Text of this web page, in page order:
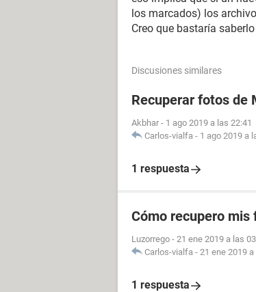
los marcados) los
Creo que bastaría
Discusiones similares
Recuperar fotos de
Akbhar - 1 ago 2019 a las 22:41
Carlos-vialfa - 1 ago 2019 a
1 respuesta
Cómo recupero mis
Luzorrego - 21 ene 2019 a las
Carlos-vialfa - 21 ene 2019 a
1 respuesta